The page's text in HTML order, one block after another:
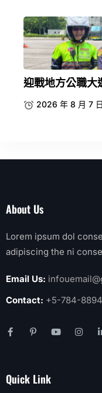
迎戰地方公職大
2026 年 8 月 7 日
About Us
Lorem ipsum dol
adipiscing the ni
Email Us:
Contact: +5-784-
Quick Link